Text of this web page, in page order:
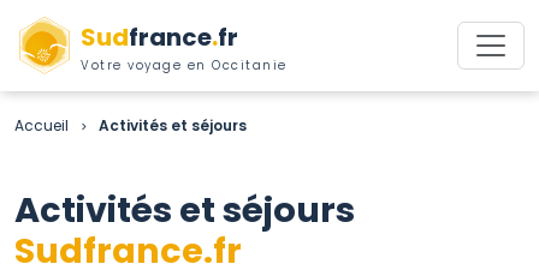
Sudfrance.fr
Votre voyage en Occitanie
Accueil > Activités et séjours
Activités et séjours
Sudfrance.fr